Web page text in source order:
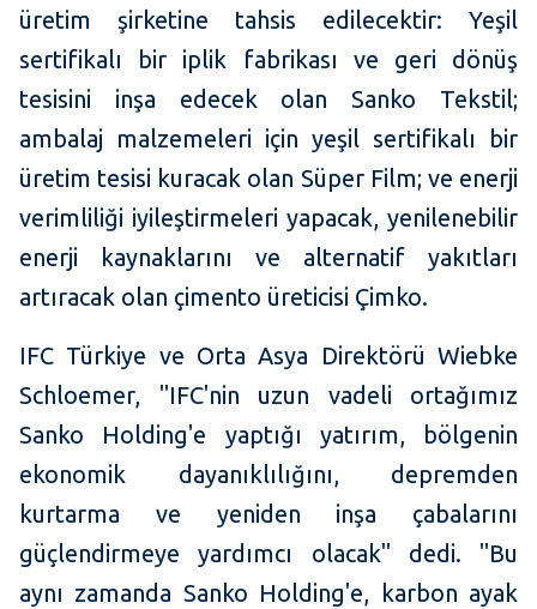
üretim şirketine tahsis edilecektir: Yeşil
sertifikalı bir iplik fabrikası ve geri dönüş
tesisini inşa edecek olan Sanko Tekstil;
ambalaj malzemeleri için yeşil sertifikalı bir
üretim tesisi kuracak olan Süper Film; ve enerji
verimliliği iyileştirmeleri yapacak, yenilenebilir
enerji kaynaklarını ve alternatif yakıtları
artıracak olan çimento üreticisi Çimko.
IFC Türkiye ve Orta Asya Direktörü Wiebke
Schloemer, "IFC'nin uzun vadeli ortağımız
Sanko Holding'e yaptığı yatırım, bölgenin
ekonomik dayanıklılığını, depremden
kurtarma ve yeniden inşa çabalarını
güçlendirmeye yardımcı olacak" dedi. "Bu
aynı zamanda Sanko Holding'e, karbon ayak